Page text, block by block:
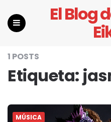
El Blog
1 POSTS
Etiqueta:
MÚSICA